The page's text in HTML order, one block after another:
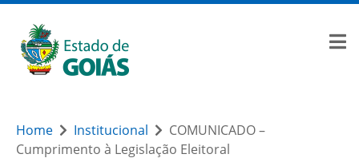
Home Institucional
COMUNICADO –
Cumprimento à Legislação Eleitoral